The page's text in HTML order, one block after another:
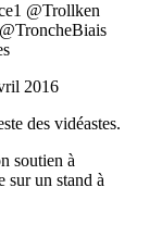
@Trollken
2016
des vidéastes.
soutien à
sur un stand à